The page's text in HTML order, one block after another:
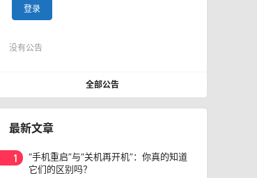
登录
没有公告
全部公告
最新文章
1
“手机重启”与“关机再开机”：你真的知道
它们的区别吗？